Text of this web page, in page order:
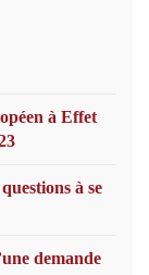
à Effet
à se
demande